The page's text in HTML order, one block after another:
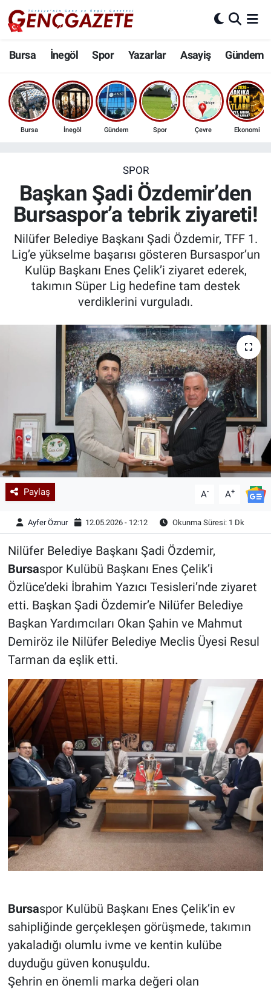
Bursa İnegöl Spor Yazarlar Asayiş Gündem
Bursa İnegöl Gündem Spor Çevre Ekonomi
SPOR
Başkan Şadi Özdemir’den
Bursaspor’a tebrik ziyareti!
Nilüfer Belediye Başkanı Şadi Özdemir, TFF 1.
Lig’e yükselme başarısı gösteren Bursaspor’un
Kulüp Başkanı Enes Çelik’i ziyaret ederek,
takımın Süper Lig hedefine tam destek
verdiklerini vurguladı.
Paylaş A- A+
Ayfer Öznur 12.05.2026 - 12:12 Okunma Süresi: 1 Dk
Nilüfer Belediye Başkanı Şadi Özdemir,
Bursaspor Kulübü Başkanı Enes Çelik’i
Özlüce’deki İbrahim Yazıcı Tesisleri’nde ziyaret
etti. Başkan Şadi Özdemir’e Nilüfer Belediye
Başkan Yardımcıları Okan Şahin ve Mahmut
Demiröz ile Nilüfer Belediye Meclis Üyesi Resul
Tarman da eşlik etti.
Bursaspor Kulübü Başkanı Enes Çelik’in ev
sahipliğinde gerçekleşen görüşmede, takımın
yakaladığı olumlu ivme ve kentin kulübe
duyduğu güven konuşuldu.
Şehrin en önemli marka değeri olan
Bursa
İnegöl
3.SAYFA
Ekonomi
Güncel
İnanç
Kadın & Aile
Kültür & Sanat
Sağlık
Siyaset
Teknoloji
Yazarlar
Astroloji-Rüya
Nöbetçi Eczaneler
Hava Durumu
Trafik Durumu
Son Dakika Haberleri
Haber Arşivi